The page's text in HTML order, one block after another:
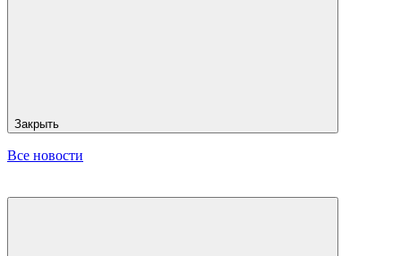
Закрыть
Все новости